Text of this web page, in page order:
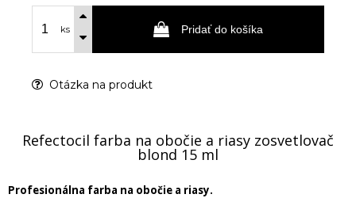
ks Pridať do košíka
Otázka na produkt
Refectocil farba na obočie a riasy zosvetlovač
blond 15 ml
Profesionálna farba na obočie a riasy.